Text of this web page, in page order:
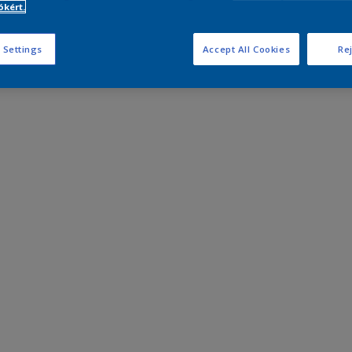
Settings Accept All Cookies